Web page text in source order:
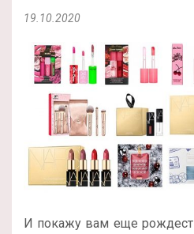
19.10.2020
И покажу вам еще